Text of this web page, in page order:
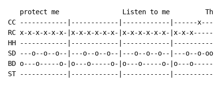
   protect me                Listen to me         They
CC ------------|------------|------------|------
RC x-x-x-x-x-x-|x-x-x-x-x-x-|x-x-x-x-x-x-|x-x-
HH ------------|------------|------------
SD ---o--o--o--|---o--o--o--|---o--o--o--|---o--o-
BD o---o-----o-|o---o-----o-|o---o-----o-|o---
ST ------------|------------|------------|----------